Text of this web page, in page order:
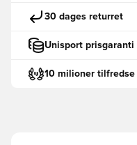
30 dages returret
Unisport prisgaranti
10 milioner